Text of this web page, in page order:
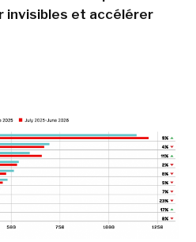
invisibles et accélérer